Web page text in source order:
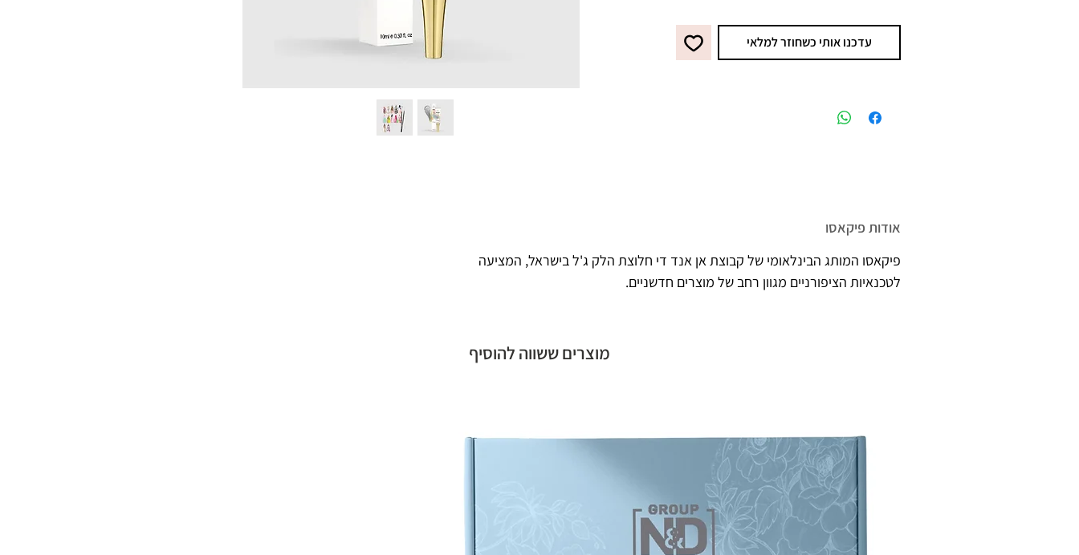
עדכנו אותי כשחוזר למלאי
אודות פיקאסו
פיקאסו המותג הבינלאומי של קבוצת אן אנד די חלוצת הלק ג'ל בישראל, המציעה
לטכנאיות הציפורניים מגוון רחב של מוצרים חדשניים.
מוצרים ששווה להוסיף